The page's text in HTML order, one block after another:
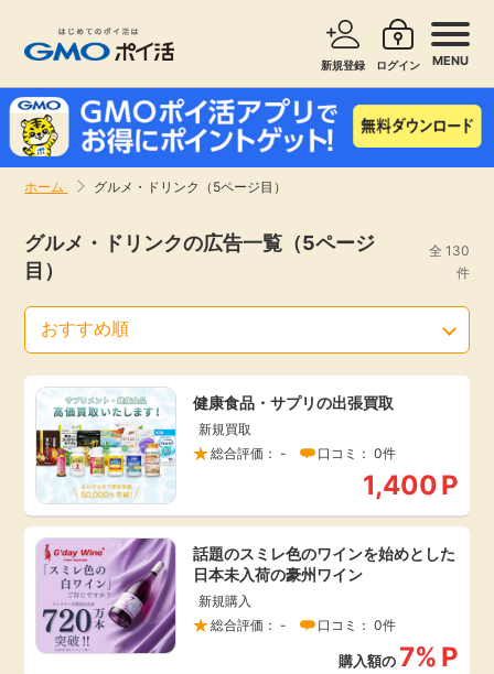
新規登録 ログイン MENU
ホーム グルメ・ドリンク（5ページ目）
新着
高還元
無料
即日還元
アンケート
ゲーム
サービスで探す ショッピングで探す
旅行・レンタカー
エンタメ
クレジットカード
暮らし
引っ越し
買取・査定
学び
グルメ・ドリンクの広告一覧（5ページ
目）
全 130
件
健康食品・サプリの出張買取
新規買取
総合評価： -
口コミ： 0件
1,400P
話題のスミレ色のワインを始めとした
日本未入荷の豪州ワイン
新規購入
総合評価： -
口コミ： 0件
購入額の 7% P